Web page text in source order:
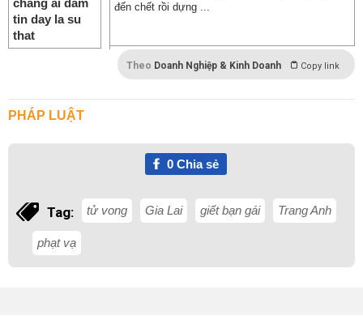
đến chết rồi dựng ...
Theo Doanh Nghiệp & Kinh Doanh Copy link
PHÁP LUẬT
0Chia sẻ
Tag: tử vong Gia Lai giết bạn gái Trang Anh
phạt vạ